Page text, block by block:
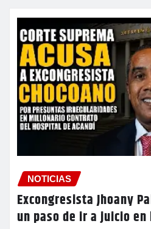
NOTICIAS
Excongresista Jhoany
un paso de ir a juicio en